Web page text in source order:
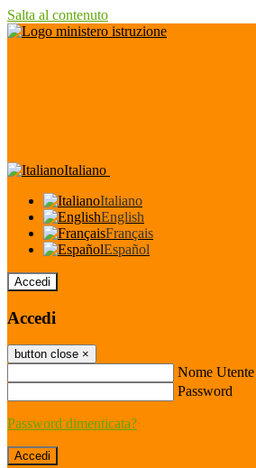
Salta al contenuto
Italiano
Italiano
English
Français
Español
Accedi
Accedi
button close ×
Nome Utente
Password
Password dimenticata?